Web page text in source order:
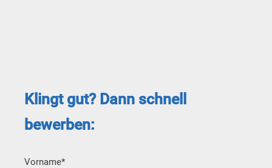
Klingt gut? Dann schnell
bewerben:
Vorname*